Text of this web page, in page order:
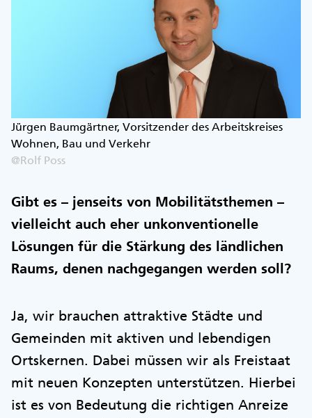
Jürgen Baumgärtner, Vorsitzender des Arbeitskreises
Wohnen, Bau und Verkehr
@Rolf Poss
Gibt es – jenseits von Mobilitätsthemen –
vielleicht auch eher unkonventionelle
Lösungen für die Stärkung des ländlichen
Raums, denen nachgegangen werden soll?
Ja, wir brauchen attraktive Städte und
Gemeinden mit aktiven und lebendigen
Ortskernen. Dabei müssen wir als Freistaat
mit neuen Konzepten unterstützen. Hierbei
ist es von Bedeutung die richtigen Anreize